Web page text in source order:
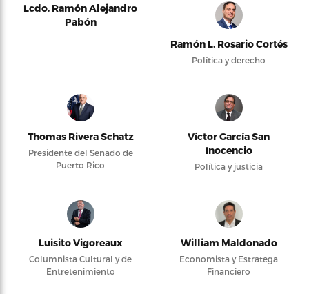
Lcdo. Ramón Alejandro
Pabón
Ramón L. Rosario Cortés
Política y derecho
Thomas Rivera Schatz
Presidente del Senado de
Puerto Rico
Víctor García San
Inocencio
Política y justicia
Luisito Vigoreaux
Columnista Cultural y de
Entretenimiento
William Maldonado
Economista y Estratega
Financiero